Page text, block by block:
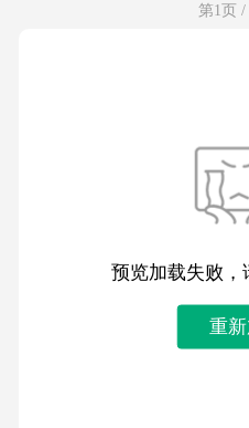
第1页 /
预览加载失败，
重